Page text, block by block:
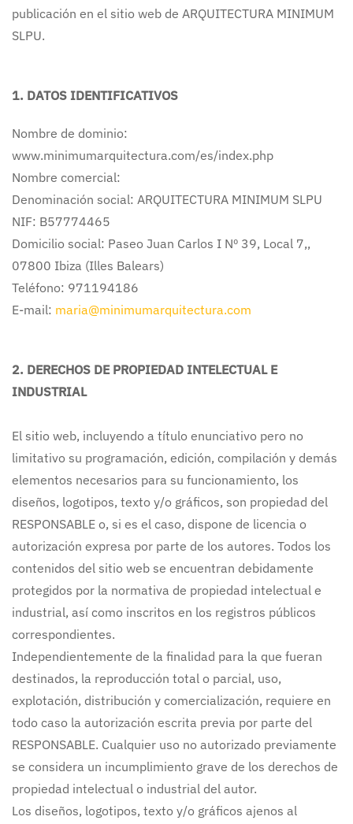
publicación en el sitio web de ARQUITECTURA MINIMUM
SLPU.
1. DATOS IDENTIFICATIVOS
Nombre de dominio:
www.minimumarquitectura.com/es/index.php
Nombre comercial:
Denominación social: ARQUITECTURA MINIMUM SLPU
NIF: B57774465
Domicilio social: Paseo Juan Carlos I Nº 39, Local 7,,
07800 Ibiza (Illes Balears)
Teléfono: 971194186
E-mail: maria@minimumarquitectura.com
2. DERECHOS DE PROPIEDAD INTELECTUAL E
INDUSTRIAL
El sitio web, incluyendo a título enunciativo pero no
limitativo su programación, edición, compilación y demás
elementos necesarios para su funcionamiento, los
diseños, logotipos, texto y/o gráficos, son propiedad del
RESPONSABLE o, si es el caso, dispone de licencia o
autorización expresa por parte de los autores. Todos los
contenidos del sitio web se encuentran debidamente
protegidos por la normativa de propiedad intelectual e
industrial, así como inscritos en los registros públicos
correspondientes.
Independientemente de la finalidad para la que fueran
destinados, la reproducción total o parcial, uso,
explotación, distribución y comercialización, requiere en
todo caso la autorización escrita previa por parte del
RESPONSABLE. Cualquier uso no autorizado previamente
se considera un incumplimiento grave de los derechos de
propiedad intelectual o industrial del autor.
Los diseños, logotipos, texto y/o gráficos ajenos al